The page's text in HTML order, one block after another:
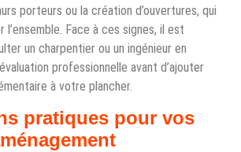
porteurs ou la création d’ouvertures, qui
l’ensemble. Face à ces signes, il est
un charpentier ou un ingénieur en
professionnelle avant d’ajouter
à votre plancher.
pratiques pour vos